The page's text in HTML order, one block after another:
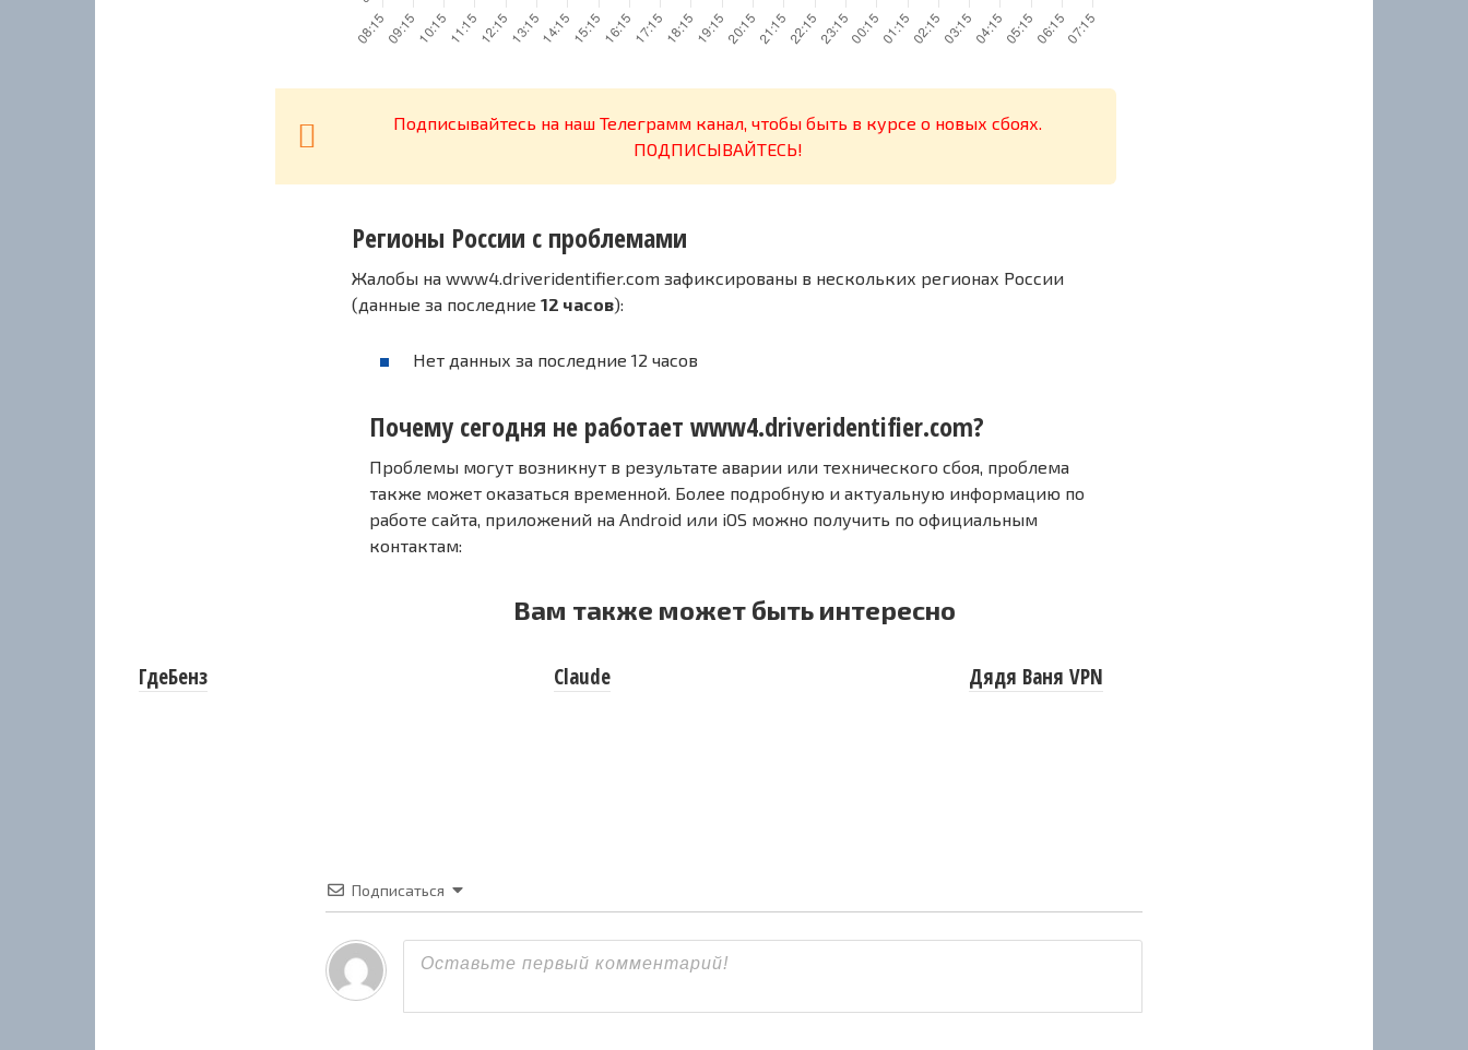
Подписывайтесь на наш Телеграмм канал, чтобы быть в курсе о новых сбоях.
ПОДПИСЫВАЙТЕСЬ!
Регионы России с проблемами
Жалобы на www4.driveridentifier.com зафиксированы в нескольких регионах России
(данные за последние 12 часов):
Нет данных за последние 12 часов
Почему сегодня не работает www4.driveridentifier.com?
Проблемы могут возникнут в результате аварии или технического сбоя, проблема
также может оказаться временной. Более подробную и актуальную информацию по
работе сайта, приложений на Android или iOS можно получить по официальным
контактам:
Вам также может быть интересно
ГдеБенз Claude Дядя Ваня VPN
Подписаться